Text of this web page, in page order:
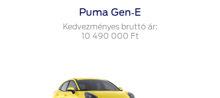
Puma Gen‑E
Kedvezményes bruttó ár:
10‍ ‍490‍ ‍000 Ft